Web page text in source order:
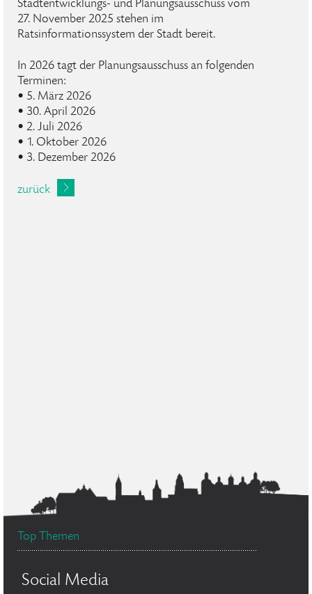
Stadtentwicklungs- und Planungsausschuss vom
27. November 2025 stehen im
Ratsinformationssystem der Stadt bereit.
In 2026 tagt der Planungsausschuss an folgenden
Terminen:
• 5. März 2026
• 30. April 2026
• 2. Juli 2026
• 1. Oktober 2026
• 3. Dezember 2026
zurück
Top Themen
Social Media